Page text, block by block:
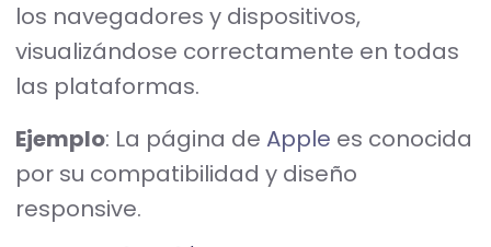
los navegadores y dispositivos,
visualizándose correctamente en todas
las plataformas.
Ejemplo: La página de Apple es conocida
por su compatibilidad y diseño
responsive.